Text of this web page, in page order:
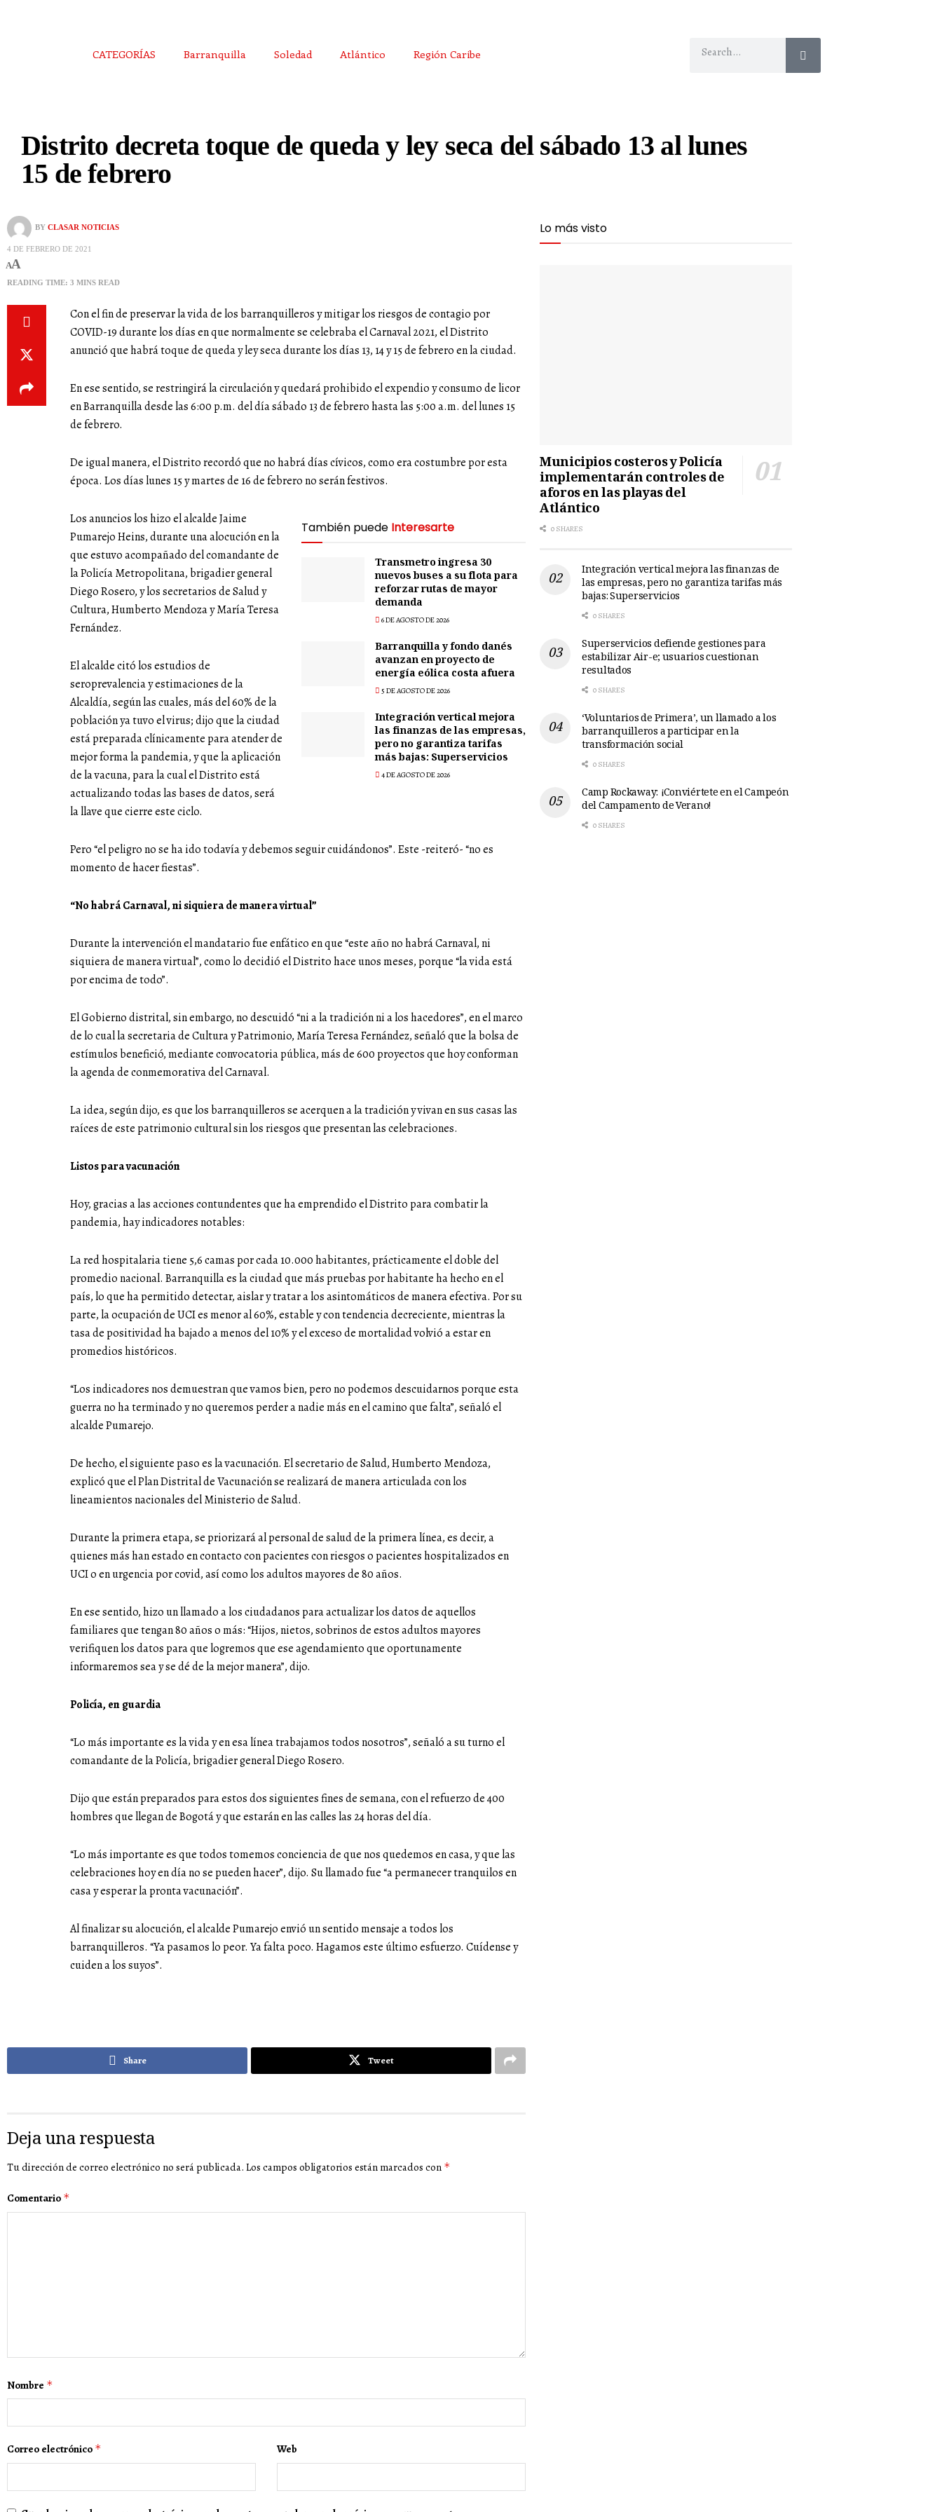
CATEGORÍAS Barranquilla Soledad Atlántico Región Caribe
Distrito decreta toque de queda y ley seca del sábado 13 al lunes
15 de febrero
BY CLASAR NOTICIAS
4 DE FEBRERO DE 2021
AA
READING TIME: 3 MINS READ
Con el fin de preservar la vida de los barranquilleros y mitigar los riesgos de contagio por
COVID-19 durante los días en que normalmente se celebraba el Carnaval 2021, el Distrito
anunció que habrá toque de queda y ley seca durante los días 13, 14 y 15 de febrero en la ciudad.
En ese sentido, se restringirá la circulación y quedará prohibido el expendio y consumo de licor
en Barranquilla desde las 6:00 p.m. del día sábado 13 de febrero hasta las 5:00 a.m. del lunes 15
de febrero.
De igual manera, el Distrito recordó que no habrá días cívicos, como era costumbre por esta
época. Los días lunes 15 y martes de 16 de febrero no serán festivos.
También puede Interesarte
Transmetro ingresa 30
nuevos buses a su flota para
reforzar rutas de mayor
demanda
6 DE AGOSTO DE 2026
Barranquilla y fondo danés
avanzan en proyecto de
energía eólica costa afuera
5 DE AGOSTO DE 2026
Integración vertical mejora
las finanzas de las empresas,
pero no garantiza tarifas
más bajas: Superservicios
4 DE AGOSTO DE 2026
Los anuncios los hizo el alcalde Jaime
Pumarejo Heins, durante una alocución en la
que estuvo acompañado del comandante de
la Policía Metropolitana, brigadier general
Diego Rosero, y los secretarios de Salud y
Cultura, Humberto Mendoza y María Teresa
Fernández.
El alcalde citó los estudios de
seroprevalencia y estimaciones de la
Alcaldía, según las cuales, más del 60% de la
población ya tuvo el virus; dijo que la ciudad
está preparada clínicamente para atender de
mejor forma la pandemia, y que la aplicación
de la vacuna, para la cual el Distrito está
actualizando todas las bases de datos, será
la llave que cierre este ciclo.
Pero “el peligro no se ha ido todavía y debemos seguir cuidándonos”. Este -reiteró- “no es
momento de hacer fiestas”.
“No habrá Carnaval, ni siquiera de manera virtual”
Durante la intervención el mandatario fue enfático en que “este año no habrá Carnaval, ni
siquiera de manera virtual”, como lo decidió el Distrito hace unos meses, porque “la vida está
por encima de todo”.
El Gobierno distrital, sin embargo, no descuidó “ni a la tradición ni a los hacedores”, en el marco
de lo cual la secretaria de Cultura y Patrimonio, María Teresa Fernández, señaló que la bolsa de
estímulos benefició, mediante convocatoria pública, más de 600 proyectos que hoy conforman
la agenda de conmemorativa del Carnaval.
La idea, según dijo, es que los barranquilleros se acerquen a la tradición y vivan en sus casas las
raíces de este patrimonio cultural sin los riesgos que presentan las celebraciones.
Listos para vacunación
Hoy, gracias a las acciones contundentes que ha emprendido el Distrito para combatir la
pandemia, hay indicadores notables:
La red hospitalaria tiene 5,6 camas por cada 10.000 habitantes, prácticamente el doble del
promedio nacional. Barranquilla es la ciudad que más pruebas por habitante ha hecho en el
país, lo que ha permitido detectar, aislar y tratar a los asintomáticos de manera efectiva. Por su
parte, la ocupación de UCI es menor al 60%, estable y con tendencia decreciente, mientras la
tasa de positividad ha bajado a menos del 10% y el exceso de mortalidad volvió a estar en
promedios históricos.
“Los indicadores nos demuestran que vamos bien, pero no podemos descuidarnos porque esta
guerra no ha terminado y no queremos perder a nadie más en el camino que falta”, señaló el
alcalde Pumarejo.
De hecho, el siguiente paso es la vacunación. El secretario de Salud, Humberto Mendoza,
explicó que el Plan Distrital de Vacunación se realizará de manera articulada con los
lineamientos nacionales del Ministerio de Salud.
Durante la primera etapa, se priorizará al personal de salud de la primera línea, es decir, a
quienes más han estado en contacto con pacientes con riesgos o pacientes hospitalizados en
UCI o en urgencia por covid, así como los adultos mayores de 80 años.
En ese sentido, hizo un llamado a los ciudadanos para actualizar los datos de aquellos
familiares que tengan 80 años o más: “Hijos, nietos, sobrinos de estos adultos mayores
verifiquen los datos para que logremos que ese agendamiento que oportunamente
informaremos sea y se dé de la mejor manera”, dijo.
Policía, en guardia
“Lo más importante es la vida y en esa línea trabajamos todos nosotros”, señaló a su turno el
comandante de la Policía, brigadier general Diego Rosero.
Dijo que están preparados para estos dos siguientes fines de semana, con el refuerzo de 400
hombres que llegan de Bogotá y que estarán en las calles las 24 horas del día.
“Lo más importante es que todos tomemos conciencia de que nos quedemos en casa, y que las
celebraciones hoy en día no se pueden hacer”, dijo. Su llamado fue “a permanecer tranquilos en
casa y esperar la pronta vacunación”.
Al finalizar su alocución, el alcalde Pumarejo envió un sentido mensaje a todos los
barranquilleros. “Ya pasamos lo peor. Ya falta poco. Hagamos este último esfuerzo. Cuídense y
cuiden a los suyos”.
Share Tweet
Deja una respuesta
Tu dirección de correo electrónico no será publicada. Los campos obligatorios están marcados con *
Comentario *
Nombre *
Correo electrónico * Web
Lo más visto
Municipios costeros y Policía
implementarán controles de
aforos en las playas del
Atlántico
0 SHARES
Integración vertical mejora las finanzas de
las empresas, pero no garantiza tarifas más
bajas: Superservicios
0 SHARES
Superservicios defiende gestiones para
estabilizar Air-e; usuarios cuestionan
resultados
0 SHARES
‘Voluntarios de Primera’, un llamado a los
barranquilleros a participar en la
transformación social
0 SHARES
Camp Rockaway: ¡Conviértete en el Campeón
del Campamento de Verano!
0 SHARES